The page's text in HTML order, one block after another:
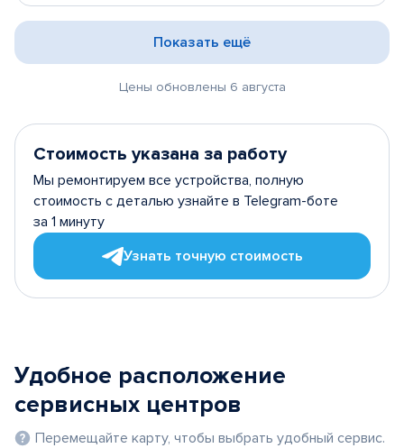
Цены обновлены 6 августа
Показать ещё
Стоимость указана за работу
Мы ремонтируем все устройства, полную
стоимость с деталью узнайте в Telegram-боте
за 1 минуту
Узнать точную стоимость
Удобное расположение
сервисных центров
Перемещайте карту, чтобы выбрать удобный сервис.